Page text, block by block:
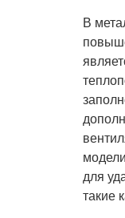
В
для
такие